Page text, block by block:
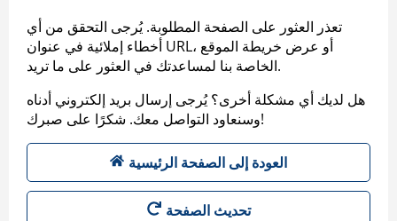
تعذر العثور على الصفحة المطلوبة. يُرجى التحقق من أي
أخطاء إملائية في عنوان URL، أو عرض خريطة الموقع
الخاصة بنا لمساعدتك في العثور على ما تريد.
هل لديك أي مشكلة أخرى؟ يُرجى إرسال بريد إلكتروني أدناه
وسنعاود التواصل معك. شكرًا على صبرك!
العودة إلى الصفحة الرئيسية
تحديث الصفحة